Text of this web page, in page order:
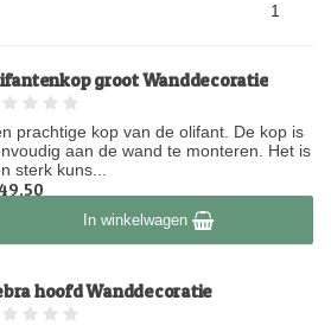
1
groot Wanddecoratie
prachtige kop van de olifant. De kop is
aan de wand te monteren. Het is
sterk kuns...
Op voorraadIn winkelwagen
hoofd Wanddecoratie